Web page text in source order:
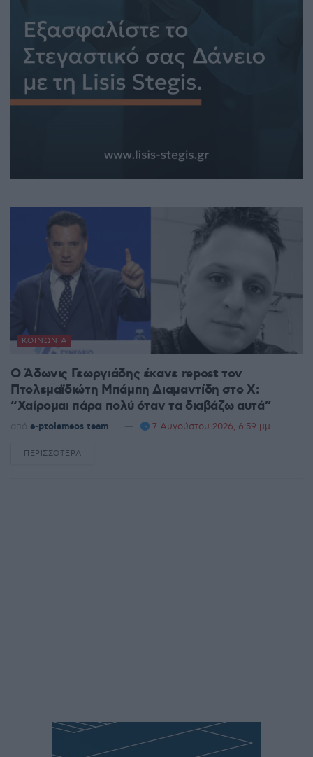
ΚΟΙΝΩΝΊΑ
Ο Άδωνις Γεωργιάδης έκανε repost τον
Πτολεμαϊδιώτη Μπάμπη Διαμαντίδη στο X:
“Χαίρομαι πάρα πολύ όταν τα διαβάζω αυτά”
από e-ptolemeos team 7 Αυγούστου 2026, 6:59 μμ
ΠΕΡΙΣΣΌΤΕΡΑ